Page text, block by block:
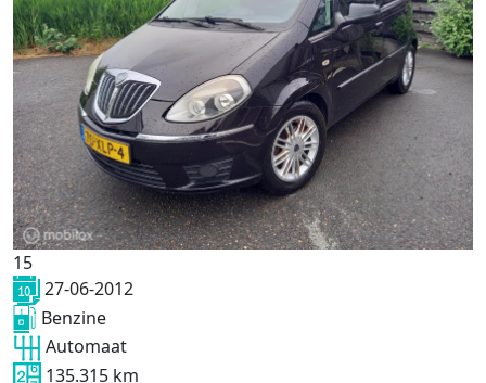
15
27-06-2012
Benzine
Automaat
135.315 km